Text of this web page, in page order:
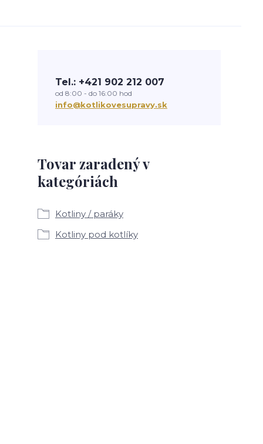
Tovar zaradený v
kategóriách
Kotliny / paráky
Kotliny pod kotlíky
Tel.: +421 902 212 007
od 8:00 - do 16:00 hod
info@kotlikovesupravy.sk